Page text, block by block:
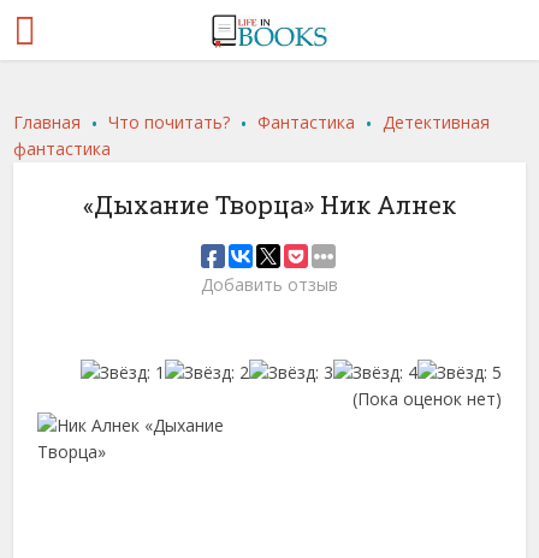
Главная .Что почитать? .Фантастика . Детективная
фантастика
«Дыхание Творца» Ник Алнек
Добавить отзыв
(Пока оценок нет)